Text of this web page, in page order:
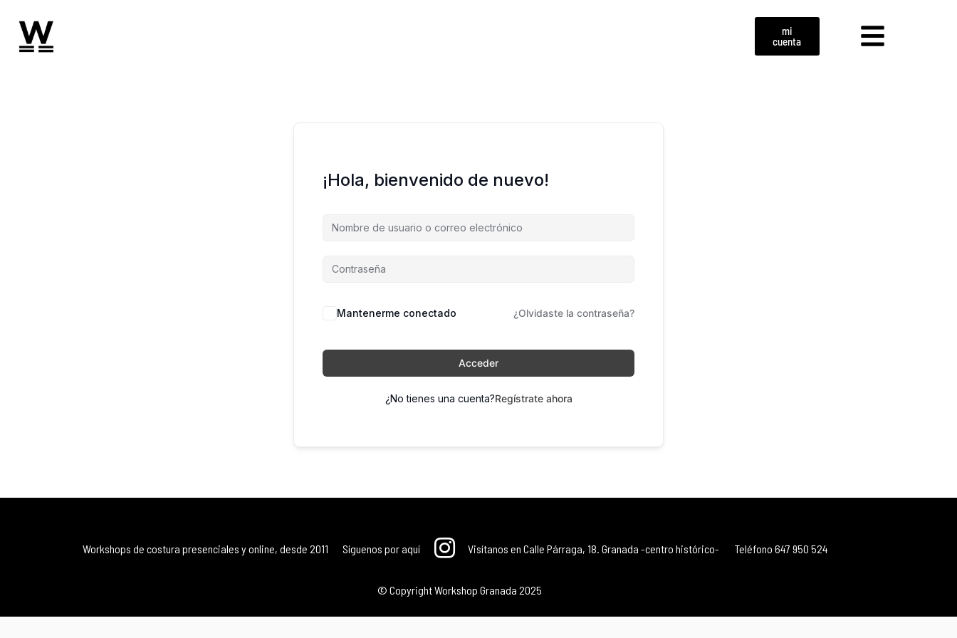
mi
cuenta
¡Hola, bienvenido de nuevo!
Mantenerme conectado ¿Olvidaste la contraseña?
Acceder
¿No tienes una cuenta?Regístrate ahora
Workshops de costura presenciales y online, desde 2011 Síguenos por aquí Visítanos en Calle Párraga, 18. Granada -centro histórico- Teléfono 647 950 524
© Copyright Workshop Granada 2025